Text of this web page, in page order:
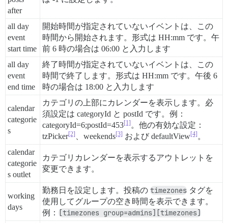
after
all day
event
start time
開始時間が指定されていないイベントは、この
時間から開始されます。形式は HH:mm です。午
前 6 時の場合は 06:00 と入力します
all day
event
end time
終了時間が指定されていないイベントは、この
時間で終了します。形式は HH:mm です。午後 6
時の場合は 18:00 と入力します
calendar
categorie
s
カテゴリの上部にカレンダーを表示します。必
須設定は categoryId と postId です。例：
categoryId=6;postId=453[1] 。他の有効な設定：
tzPicker[2] 、weekends[3] および defaultView[4] 。
calendar
categorie
s outlet
カテゴリカレンダーを表示するアウトレットを
変更できます。
working
days
勤務日を設定します。投稿の timezones タグを
使用してグループの空き時間を表示できます。
例：
[timezones group=admins][timezones]